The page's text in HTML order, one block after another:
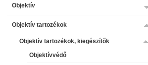
Objektív
Objektív tartozékok
Objektív tartozékok, kiegészítők
Objektívvédő